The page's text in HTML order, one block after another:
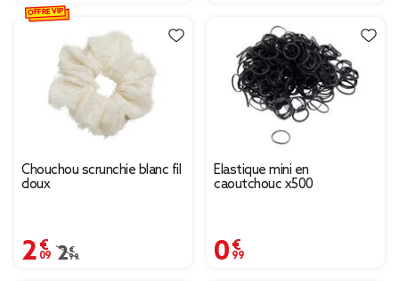
Chouchou scrunchie blanc fil
doux
2,09 €
Prix remisé de 2,99 € à 2,09 €
2,99 €
OFFRE VIP
Élastique mini en
caoutchouc x500
0,99 €